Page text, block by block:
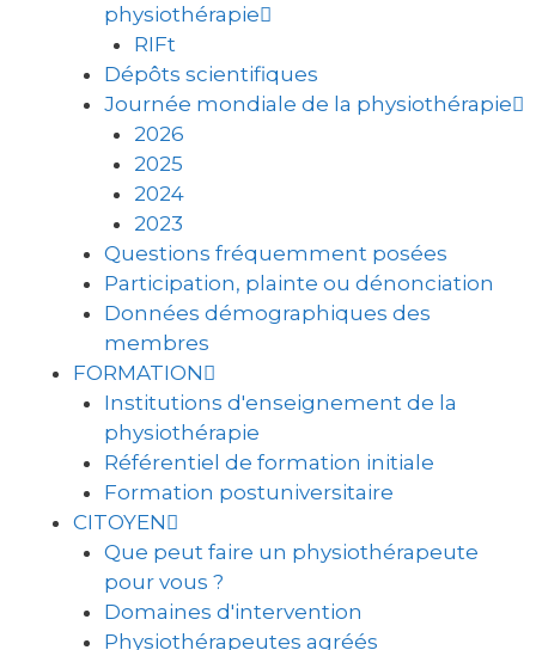
physiothérapie
RIFt
Dépôts scientifiques
Journée mondiale de la physiothérapie
2026
2025
2024
2023
Questions fréquemment posées
Participation, plainte ou dénonciation
Données démographiques des
membres
FORMATION
Institutions d'enseignement de la
physiothérapie
Référentiel de formation initiale
Formation postuniversitaire
CITOYEN
Que peut faire un physiothérapeute
pour vous ?
Domaines d'intervention
Physiothérapeutes agréés